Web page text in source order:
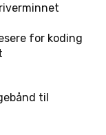
for koding
til